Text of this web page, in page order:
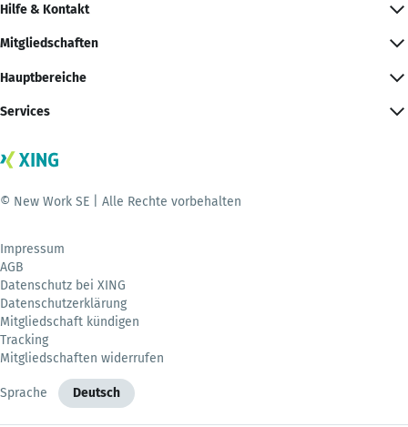
Hilfe & Kontakt
Mitgliedschaften
Hauptbereiche
Services
© New Work SE | Alle Rechte vorbehalten
Impressum
AGB
Datenschutz bei XING
Datenschutzerklärung
Mitgliedschaft kündigen
Tracking
Mitgliedschaften widerrufen
Sprache Deutsch